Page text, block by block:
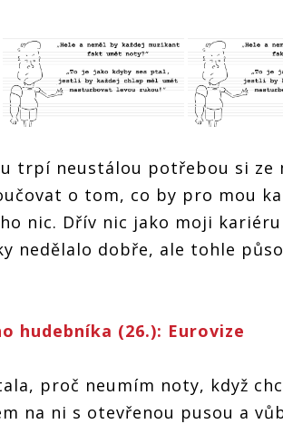
hudebníka (27.): Noty
hudebníka
trpí neustálou potřebou si ze
o tom, co by pro mou
nic. Dřív nic jako moji
nedělalo dobře, ale tohle
hudebníka (26.): Eurovize
proč neumím noty, když
na ni s otevřenou pusou a